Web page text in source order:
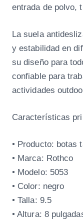
entrada de polvo,
La suela
y estabilidad en
su diseño para
confiable para
actividades
Características
• Producto: botas
• Marca: Rothco
• Modelo: 5053
• Color: negro
• Talla: 9.5
• Altura: 8